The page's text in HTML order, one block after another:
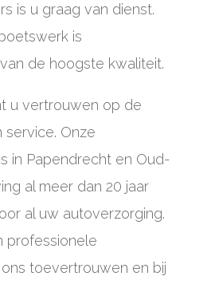
is u graag van dienst.
is
de hoogste kwaliteit.
u vertrouwen op de
Onze
in Papendrecht en Oud-
al meer dan 20 jaar
al uw autoverzorging.
professionele
toevertrouwen en bij